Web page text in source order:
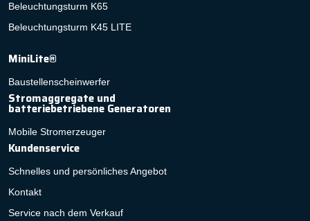
Beleuchtungsturm K65
Beleuchtungsturm K45 LITE
MiniLite®
Baustellenscheinwerfer
Stromaggregate und
batteriebetriebene Generatoren
Mobile Stromerzeuger
Kundenservice
Schnelles und persönliches Angebot
Kontakt
Service nach dem Verkauf